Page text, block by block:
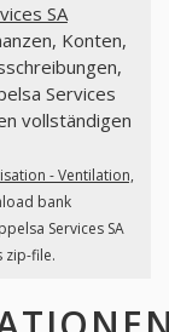
SA
Konten,
Services
vollständigen
- Ventilation,
bank
Services SA
zip-file.